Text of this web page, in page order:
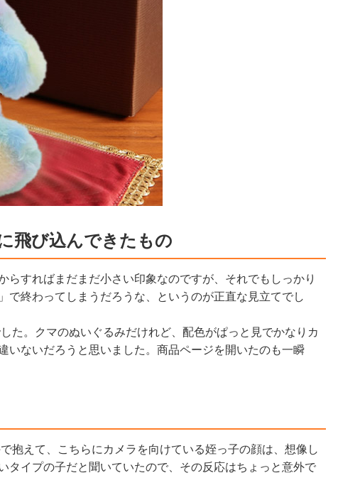
飛び込んできたもの
すればまだまだ小さい印象なのですが、それでもしっかり
終わってしまうだろうな、というのが正直な見立てでし
た。クマのぬいぐるみだけれど、配色がぱっと見でかなりカ
いないだろうと思いました。商品ページを開いたのも一瞬
抱えて、こちらにカメラを向けている姪っ子の顔は、想像し
タイプの子だと聞いていたので、その反応はちょっと意外で